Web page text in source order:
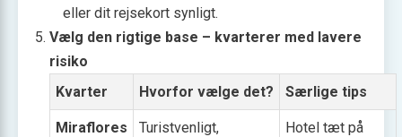
eller dit rejsekort synligt.
Vælg den rigtige base – kvarterer med lavere
risiko
Kvarter
Hvorfor vælge det? Særlige tips
Miraflores
Turistvenligt,
Hotel tæt på